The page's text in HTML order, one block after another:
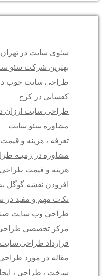
سئوی سایت در
بهترین شرکت سئو
طراحی سایت خوب
کفسابی در کرج
طراحی سایت ارزان
مشاوره سئو سایت
تعرفه ، هزینه و
مشاوره در زمینه
هزینه و قیمت
افزودن نقشه گوگل
نکات مهم و مفید در
طراحی وب سایت
مرکز تخصصی
قرارداد طراحی سایت
مقاله در مورد
ساخت ، طراحی ،